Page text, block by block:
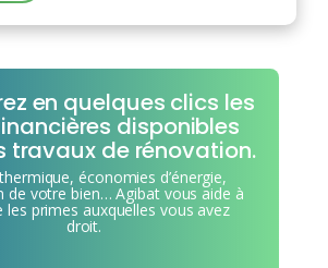
en quelques clics les
disponibles
travaux de rénovation.
économies d’énergie,
de votre bien… Agibat vous aide à
les primes auxquelles vous avez
droit.